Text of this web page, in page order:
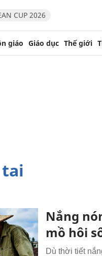
CUP 2026
giáo Giáo dục Thế giới
tai
Nắng
mồ hôi
Dù thời tiết